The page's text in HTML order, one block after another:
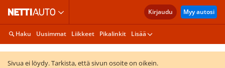
Kirjaudu Myy autosi
Haku Uusimmat Liikkeet Pikalinkit Lisää
Sivua ei löydy. Tarkista, että sivun osoite on oikein.